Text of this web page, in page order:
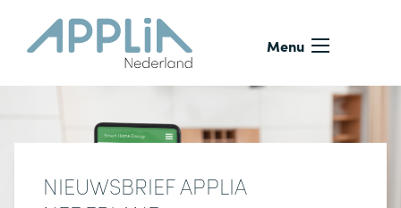
Ga naar de inhoud
Menu
NIEUWSBRIEF APPLIA